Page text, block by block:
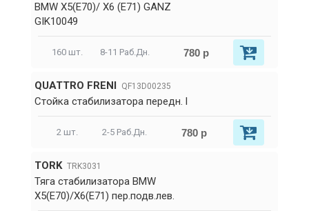
BMW X5(E70)/ X6 (E71) GANZ
GIK10049
160 шт. 8-11 Раб.Дн. 780 р
QUATTRO FRENI QF13D00235
Стойка стабилизатора передн. l
2 шт. 2-5 Раб.Дн. 780 р
TORK TRK3031
Тяга стабилизатора BMW
X5(E70)/X6(E71) пер.подв.лев.